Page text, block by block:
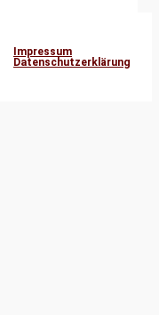
Impressum
Datenschutzerklärung